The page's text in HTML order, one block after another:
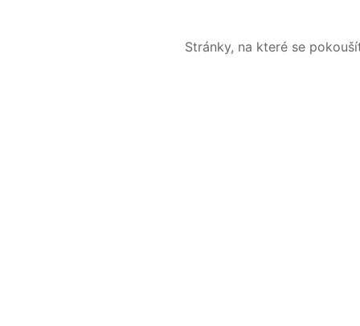
Stránky, na které se